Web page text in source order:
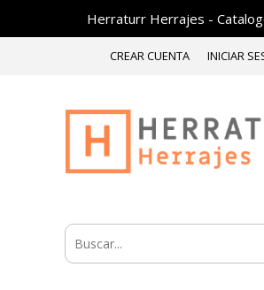
Herraturr Herrajes -
CREAR CUENTA INICIAR